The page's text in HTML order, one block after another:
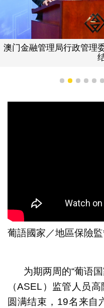
澳门金融管理局行政管理
1 2 3 4 5
葡語國家／地區保險
为期两周的“葡语
（ASEL）监管人员
圆满结束，19名来自